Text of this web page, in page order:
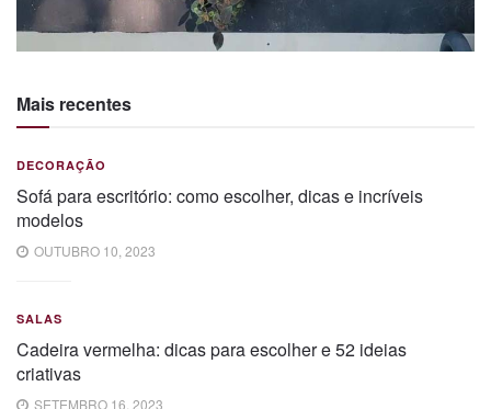
Mais recentes
DECORAÇÃO
Sofá para escritório: como escolher, dicas e incríveis
modelos
OUTUBRO 10, 2023
SALAS
Cadeira vermelha: dicas para escolher e 52 ideias
criativas
SETEMBRO 16, 2023